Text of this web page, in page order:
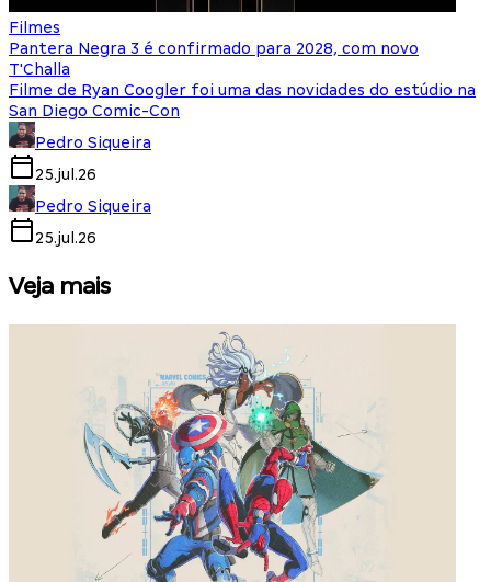
Filmes
Pantera Negra 3 é confirmado para 2028, com novo
T'Challa
Filme de Ryan Coogler foi uma das novidades do estúdio na
San Diego Comic-Con
Pedro Siqueira
25.jul.26
Pedro Siqueira
25.jul.26
Veja mais